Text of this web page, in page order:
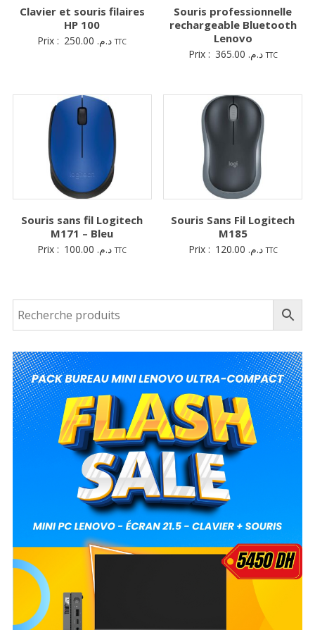
Clavier et souris filaires
HP 100
Prix : د.م. TTC
Souris professionnelle
rechargeable Bluetooth
Lenovo
Prix : د.م. TTC
Souris sans fil Logitech
M171 – Bleu
Prix : د.م. TTC
Souris Sans Fil Logitech
M185
Prix : د.م. TTC